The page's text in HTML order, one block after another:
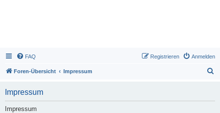
FAQ Anmelden
Registrieren
Foren-Übersicht Impressum
Impressum
Impressum